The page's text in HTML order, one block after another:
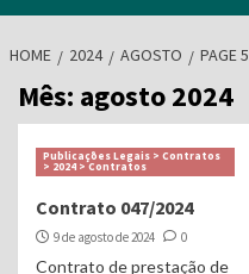
HOME 2024 AGOSTO PAGE 5
Mês: agosto 2024
Publicações Legais > Contratos
> 2024 > Contratos
Contrato 047/2024
9 de agosto de 2024 0
Contrato de prestação de